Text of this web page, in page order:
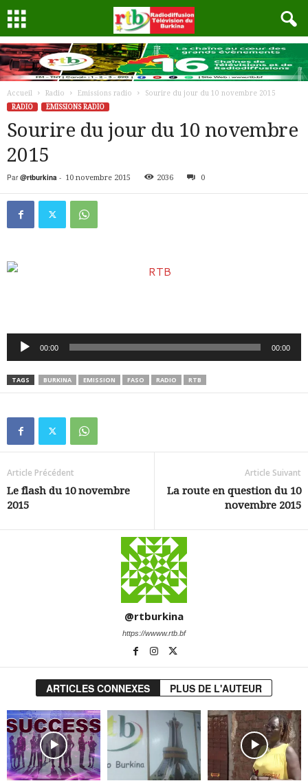
Accueil Radio Emissions radio
Sourire du jour du 10 novembre 2015
RADIO
EMISSIONS RADIO
Sourire du jour du 10 novembre
2015
Par @rtburkina - 10 novembre 2015 2036 0
Lecteur
audio
00:00 00:00
TAGS BURKINA EMISSION FASO RADIO RTB
Article Précédent
Le flash du 10 novembre
2015
Article Suivant
La route en question du 10
novembre 2015
@rtburkina
https://wwww.rtb.bf
ARTICLES CONNEXES PLUS DE L'AUTEUR